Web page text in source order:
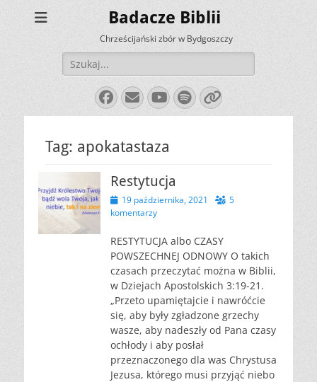
Badacze Biblii
Chrześcijański zbór w Bydgoszczy
Szukaj:
Facebook
E-
mail
YouTube
Spotify
Link
Tag: apokatastaza
Restytucja
Opublikowano
19 października, 2021
5
komentarzy
RESTYTUCJA albo CZASY
POWSZECHNEJ ODNOWY O takich
czasach przeczytać można w Biblii,
w Dziejach Apostolskich 3:19-21.
„Przeto upamiętajcie i nawróćcie
się, aby były zgładzone grzechy
wasze, aby nadeszły od Pana czasy
ochłody i aby posłał
przeznaczonego dla was Chrystusa
Jezusa, którego musi przyjąć niebo